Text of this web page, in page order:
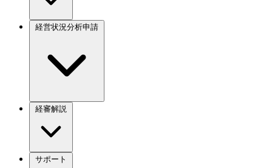
経営状況分析申請
経審解説
サポート